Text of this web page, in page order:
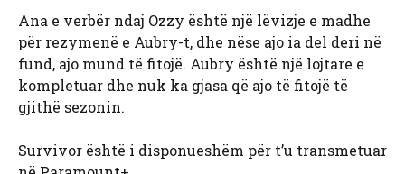
Ana e verbër ndaj Ozzy është një lëvizje e madhe
për rezymenë e Aubry-t, dhe nëse ajo ia del deri në
fund, ajo mund të fitojë. Aubry është një lojtare e
kompletuar dhe nuk ka gjasa që ajo të fitojë të
gjithë sezonin.
Survivor është i disponueshëm për t’u transmetuar